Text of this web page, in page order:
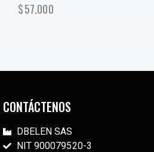
$57,000
CONTÁCTENOS
DBELEN SAS
NIT 900079520-3